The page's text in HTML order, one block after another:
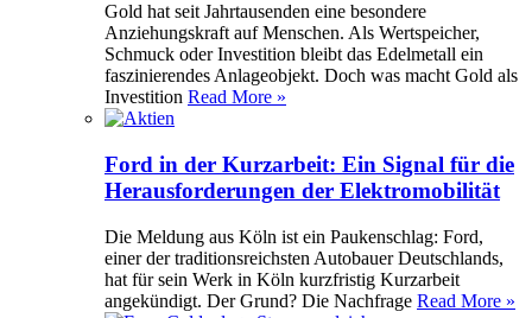
Gold hat seit Jahrtausenden eine besondere
Anziehungskraft auf Menschen. Als Wertspeicher,
Schmuck oder Investition bleibt das Edelmetall ein
faszinierendes Anlageobjekt. Doch was macht Gold als
Investition Read More »
Ford in der Kurzarbeit: Ein Signal für die
Herausforderungen der Elektromobilität
Die Meldung aus Köln ist ein Paukenschlag: Ford,
einer der traditionsreichsten Autobauer Deutschlands,
hat für sein Werk in Köln kurzfristig Kurzarbeit
angekündigt. Der Grund? Die Nachfrage Read More »